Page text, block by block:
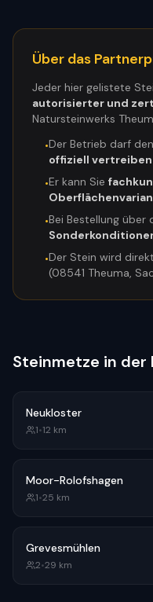
Über das
Jeder hier gelistete
autorisierter und
Natursteinwerks
•Der Betrieb darf
offiziell vertreiben
•Er kann Sie
•Bei Bestellung über
•Der Stein wird
(08541 Theuma,
Steinmetze in der
Neukloster
1•12 km
Moor-Rolofshagen
1•25 km
Grevesmühlen
2•29 km